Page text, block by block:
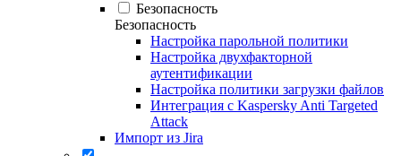
Безопасность
Безопасность
Настройка парольной политики
Настройка двухфакторной
аутентификации
Настройка политики загрузки файлов
Интеграция с Kaspersky Anti Targeted
Attack
Импорт из Jira